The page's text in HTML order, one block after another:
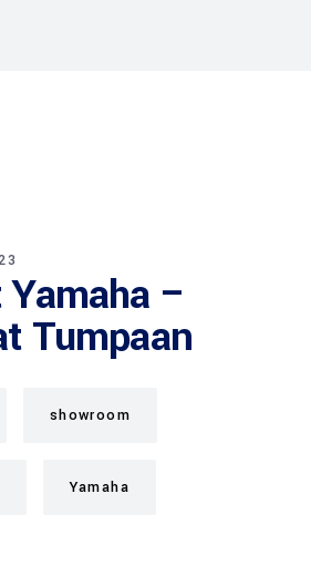
–
Tumpaan
showroom
Yamaha